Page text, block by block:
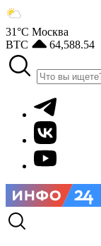
31°С Москва
BTC
64,588.54